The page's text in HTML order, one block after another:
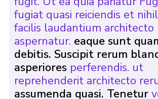
fugiat quasi reiciendis et
facilis laudantium architecto
aspernatur. eaque sunt
debitis. Suscipit rerum
asperioresperferendis. ut
reprehenderit architecto
assumenda quasi. Tenetur